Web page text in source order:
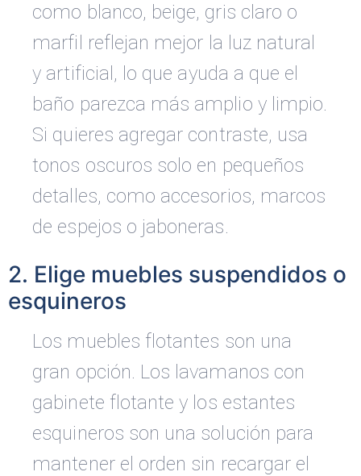
como blanco, beige, gris claro o
marfil reflejan mejor la luz natural
y artificial, lo que ayuda a que el
baño parezca más amplio y limpio.
Si quieres agregar contraste, usa
tonos oscuros solo en pequeños
detalles, como accesorios, marcos
de espejos o jaboneras.
2. Elige muebles suspendidos o
esquineros
Los muebles flotantes son una
gran opción. Los lavamanos con
gabinete flotante y los estantes
esquineros son una solución para
mantener el orden sin recargar el